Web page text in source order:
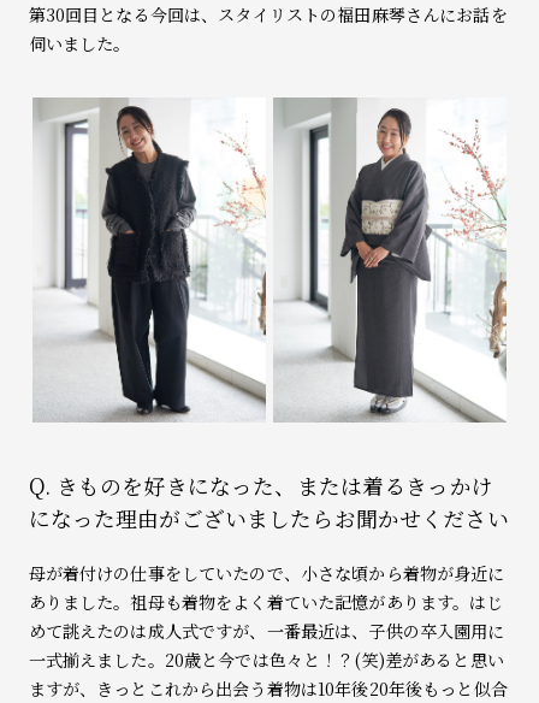
第30回目となる今回は、スタイリストの福田麻琴さんにお話を
伺いました。
Q. きものを好きになった、または着るきっかけ
になった理由がございましたらお聞かせください
母が着付けの仕事をしていたので、小さな頃から着物が身近に
ありました。祖母も着物をよく着ていた記憶があります。はじ
めて誂えたのは成人式ですが、一番最近は、子供の卒入園用に
一式揃えました。20歳と今では色々と！？(笑)差があると思い
ますが、きっとこれから出会う着物は10年後20年後もっと似合